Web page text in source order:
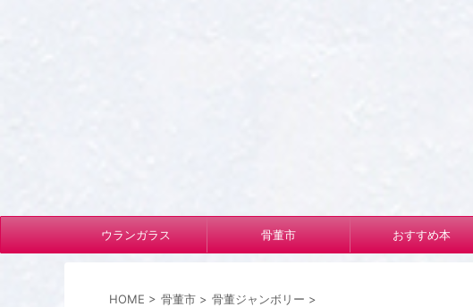
ウランガラス 骨董市 おすすめ本
HOME > 骨董市 > 骨董ジャンボリー >